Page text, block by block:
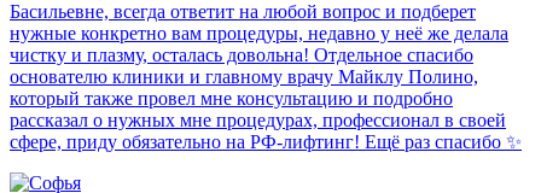
Басильевне, всегда ответит на любой вопрос и подберет
нужные конкретно вам процедуры, недавно у неё же делала
чистку и плазму, осталась довольна! Отдельное спасибо
основателю клиники и главному врачу Майклу Полино,
который также провел мне консультацию и подробно
рассказал о нужных мне процедурах, профессионал в своей
сфере, приду обязательно на РФ-лифтинг! Ещё раз спасибо ✨